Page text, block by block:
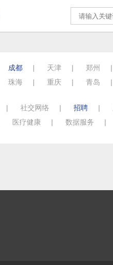
成都 | 天津 | 郑州 |
珠海 | 重庆 | 青岛 |
| 社交网络 | 招聘 |
医疗健康 | 数据服务 |